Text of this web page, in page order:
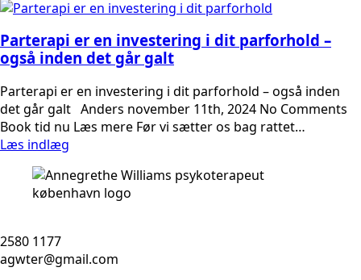
Parterapi er en investering i dit parforhold –
også inden det går galt
Parterapi er en investering i dit parforhold – også inden
det går galt Anders november 11th, 2024 No Comments
Book tid nu Læs mere Før vi sætter os bag rattet…
Læs indlæg
2580 1177
agwter@gmail.com